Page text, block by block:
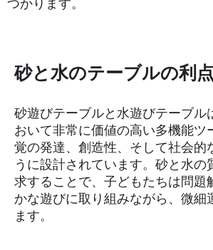
つかります。
砂と水のテーブルの利点
砂遊びテーブルと水遊びテーブル
おいて非常に価値の高い多機能ツ
覚の発達、創造性、そして社会的
うに設計されています。砂と水の
求することで、子どもたちは問題
かな遊びに取り組みながら、微細
ます。